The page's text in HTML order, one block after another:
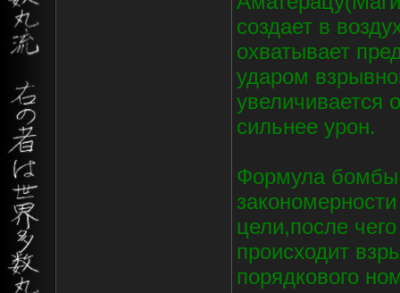
создает в
охватывает
ударом
сильнее урон.
Формула
цели,после
происходит
порядкового